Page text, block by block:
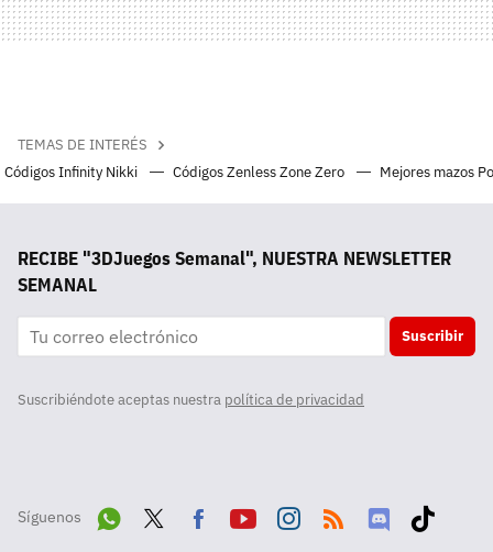
TEMAS DE INTERÉS
Códigos Infinity Nikki
Códigos Zenless Zone Zero Mejores mazos
RECIBE "3DJuegos Semanal", NUESTRA NEWSLETTER
SEMANAL
Suscribir
Suscribiéndote aceptas nuestra política de privacidad
Síguenos